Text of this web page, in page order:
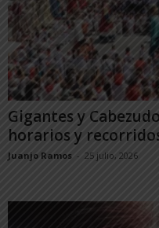
Gigantes y
horarios y
Juanjo Ramos - 25 julio, 2026